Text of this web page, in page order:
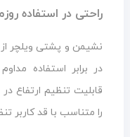
راحتی در استفاده
نشیمن و پشتی ویلچر از
در برابر استفاده
قابلیت تنظیم ارتفاع
را متناسب با قد کاربر